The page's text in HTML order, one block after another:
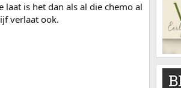
is het dan als al die chemo al
verlaat ook.